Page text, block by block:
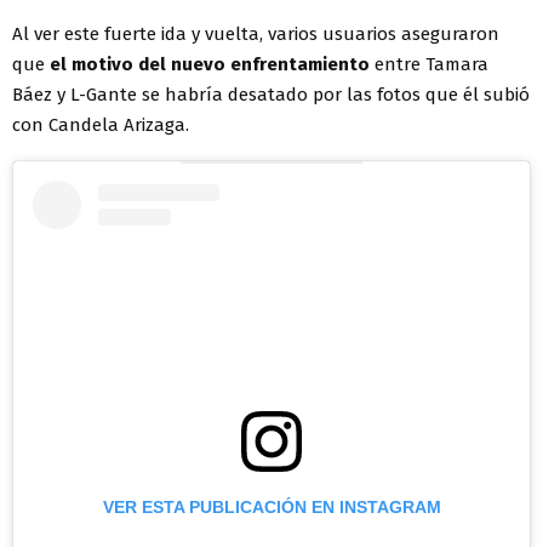
Al ver este fuerte ida y vuelta, varios usuarios aseguraron
que el motivo del nuevo enfrentamiento entre Tamara
Báez y L-Gante se habría desatado por las fotos que él subió
con Candela Arizaga.
VER ESTA PUBLICACIÓN EN INSTAGRAM